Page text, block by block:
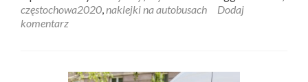
częstochowa2020,naklejki na autobusach
Dodaj
komentarz